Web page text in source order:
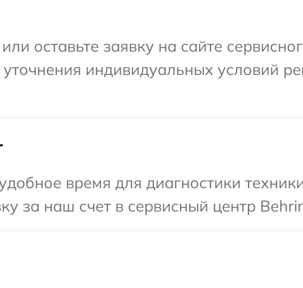
оставьте заявку на сайте
индивидуальных условий
время для диагностики
за наш счет в сервисный центр